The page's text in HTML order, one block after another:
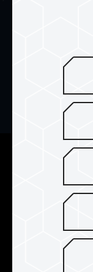
잠금식
안정적
A440 Lite는
사용하여 웨이
리셀과 함께
하여 가장 안정